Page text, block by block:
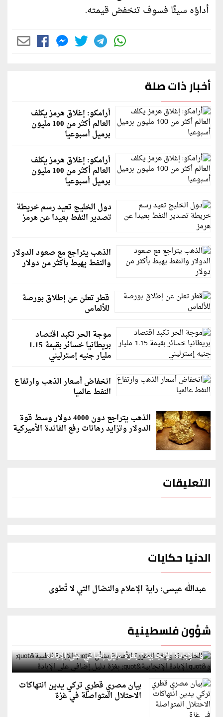
أداؤه سيئًا فسوف تنخفض قيمته.
أخبار ذات صلة
أرامكو: إغلاق هرمز يكلف
العالم أكثر من 100 مليون
برميل أسبوعيا
أرامكو: إغلاق هرمز يكلف
العالم أكثر من 100 مليون
برميل أسبوعيا
دول الخليج تعيد رسم خريطة
تصدير النفط بعيدا عن هرمز
الذهب يتراجع مع صعود الدولار
والنفط يهبط بأكثر من دولار
قطر تعلن عن إطلاق بورصة
للألماس
موجة الحر تكبد اقتصاد
بريطانيا خسائر بقيمة 1.15
مليار جنيه إسترليني
انخفاض أسعار الذهب وارتفاع
النفط عالميا
الذهب يتراجع دون 4000 دولار وسط قوة
الدولار وتزايد رهانات رفع الفائدة الأميركية
التعليقات
الدنيا حكايات
عبدالله عيسى: راية الإعلام والنضال التي لا تُطوى
شؤون فلسطينية
الخارجية: وثيقة المقررة الأممية بشأن "الإبادة الطبية"
و"الإبادة الإنجابية" بغزة دليل إضافي على الإبادة
بيان مصري قطري تركي يدين انتهاكات
الاحتلال المتواصلة في غزة